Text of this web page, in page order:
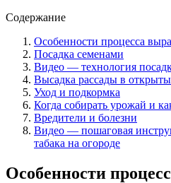
Содержание
Особенности процесса
Посадка семенами
Видео — технология
Высадка рассады в
Уход и подкормка
Когда собирать урожай и
Вредители и болезни
Видео — пошаговая
табака на огороде
Особенности